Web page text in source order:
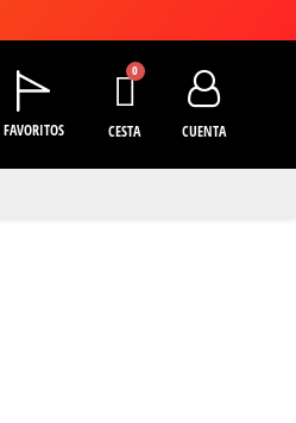
FAVORITOS CESTA CUENTA